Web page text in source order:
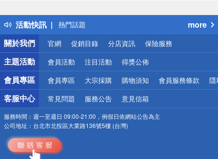
活動快訊
得獎公告
熱門話題
銀行優惠
偏遠地區配送
詐騙網頁！請小心！
more
關於我們
官網 促銷目錄 分店資訊 保險服務
主題活動 會員活動 注目活動 得獎公佈
會員專區 會員專區 大宗採購 購物須知 會員服務條款 隱
客服中心 常見問題 服務公告 意見信箱
服務時間： 週一至週日 09:00-21:00，例假日依網站公告為主
公司地址： 台北市北投區大業路136號5樓 (台灣)